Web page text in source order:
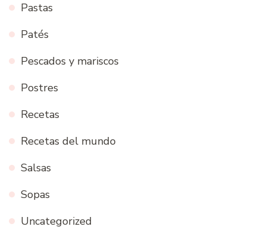
Pastas
Patés
Pescados y mariscos
Postres
Recetas
Recetas del mundo
Salsas
Sopas
Uncategorized